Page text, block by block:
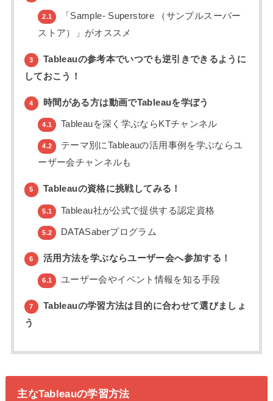
2.1
「Sample- Superstore （サンプルスーパー
ストア）」がオススメ
3
Tableauの参考本でいつでも逆引きできるように
しておこう！
4 時間がある方は動画でTableauを学ぼう
4.1 Tableauを深く学ぶならKTチャンネル
4.2
テーマ別にTableauの活用事例を学ぶならユ
ーザー会チャンネルも
5 Tableauの資格に挑戦してみる！
5.1 Tableau社が公式で提供する認定資格
5.2 DATASaberプログラム
6 活用方法を学ぶならユーザー会へ参加する！
6.1 ユーザー会やイベント情報を知る手段
7
Tableauの学習方法は目的に合わせて選びましょ
う
主なTableauの学習方法